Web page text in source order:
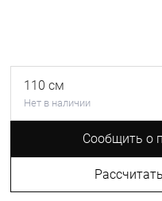
110 см
Нет в наличии
Сообщить о